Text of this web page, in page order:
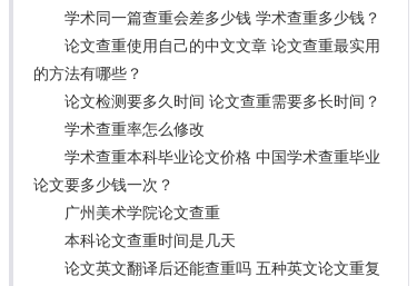
学术同一篇查重会差多少钱 学术查重多少钱？
论文查重使用自己的中文文章 论文查重最实用
的方法有哪些？
论文检测要多久时间 论文查重需要多长时间？
学术查重率怎么修改
学术查重本科毕业论文价格 中国学术查重毕业
论文要多少钱一次？
广州美术学院论文查重
本科论文查重时间是几天
论文英文翻译后还能查重吗 五种英文论文重复